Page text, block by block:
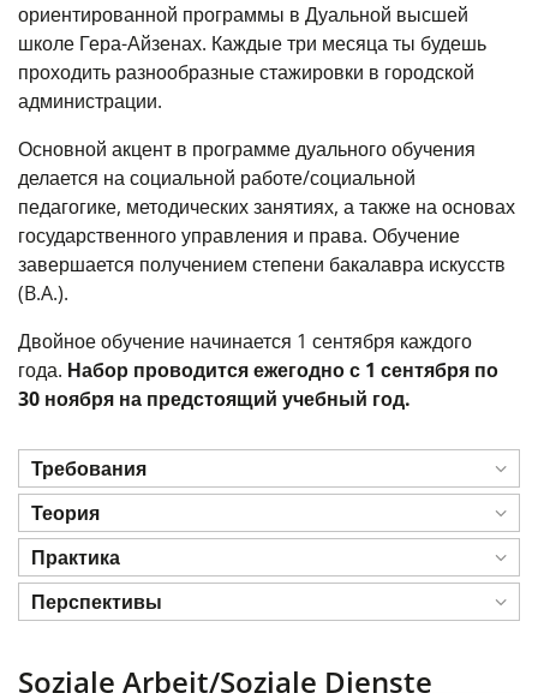
ориентированной программы в Дуальной высшей
школе Гера-Айзенах. Каждые три месяца ты будешь
проходить разнообразные стажировки в городской
администрации.
Основной акцент в программе дуального обучения
делается на социальной работе/социальной
педагогике, методических занятиях, а также на основах
государственного управления и права. Обучение
завершается получением степени бакалавра искусств
(B.A.).
Двойное обучение начинается 1 сентября каждого
года. Набор проводится ежегодно с 1 сентября по
30 ноября на предстоящий учебный год.
Требования
Теория
Практика
Перспективы
Soziale Arbeit/Soziale Dienste